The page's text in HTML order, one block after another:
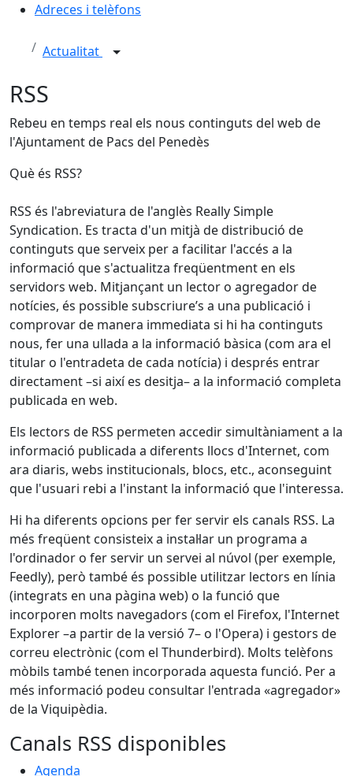
Adreces i telèfons
Actualitat
RSS
Rebeu en temps real els nous continguts del web de
l'Ajuntament de Pacs del Penedès
Què és RSS?
RSS és l'abreviatura de l'anglès Really Simple
Syndication. Es tracta d'un mitjà de distribució de
continguts que serveix per a facilitar l'accés a la
informació que s'actualitza freqüentment en els
servidors web. Mitjançant un lector o agregador de
notícies, és possible subscriure’s a una publicació i
comprovar de manera immediata si hi ha continguts
nous, fer una ullada a la informació bàsica (com ara el
titular o l'entradeta de cada notícia) i després entrar
directament –si així es desitja– a la informació completa
publicada en web.
Els lectors de RSS permeten accedir simultàniament a la
informació publicada a diferents llocs d'Internet, com
ara diaris, webs institucionals, blocs, etc., aconseguint
que l'usuari rebi a l'instant la informació que l'interessa.
Hi ha diferents opcions per fer servir els canals RSS. La
més freqüent consisteix a instal·lar un programa a
l'ordinador o fer servir un servei al núvol (per exemple,
Feedly), però també és possible utilitzar lectors en línia
(integrats en una pàgina web) o la funció que
incorporen molts navegadors (com el Firefox, l'Internet
Explorer –a partir de la versió 7– o l'Opera) i gestors de
correu electrònic (com el Thunderbird). Molts telèfons
mòbils també tenen incorporada aquesta funció. Per a
més informació podeu consultar l'entrada «agregador»
de la Viquipèdia.
Canals RSS disponibles
Agenda